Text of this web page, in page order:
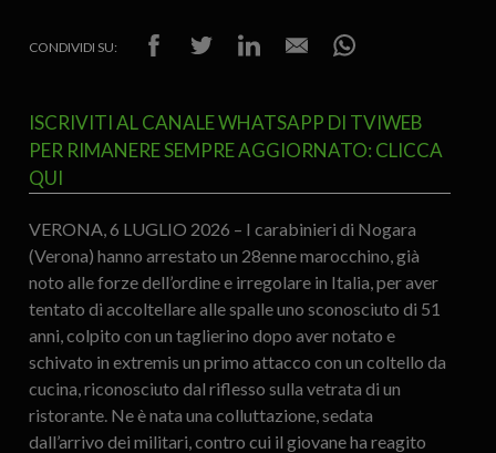
CONDIVIDI SU:
ISCRIVITI AL CANALE WHATSAPP DI TVIWEB
PER RIMANERE SEMPRE AGGIORNATO: CLICCA
QUI
VERONA, 6 LUGLIO 2026 – I carabinieri di Nogara
(Verona) hanno arrestato un 28enne marocchino, già
noto alle forze dell’ordine e irregolare in Italia, per aver
tentato di accoltellare alle spalle uno sconosciuto di 51
anni, colpito con un taglierino dopo aver notato e
schivato in extremis un primo attacco con un coltello da
cucina, riconosciuto dal riflesso sulla vetrata di un
ristorante. Ne è nata una colluttazione, sedata
dall’arrivo dei militari, contro cui il giovane ha reagito